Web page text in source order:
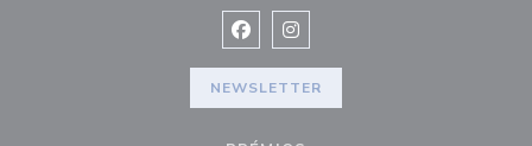
Facebook ((abre numa nova janela))
Instagram ((abre numa nova
NEWSLETTER